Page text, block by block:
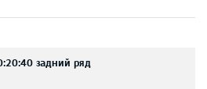
задний ряд